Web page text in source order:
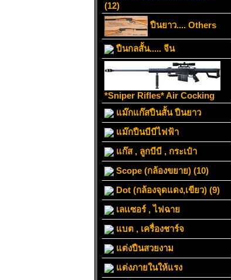
(12)
ปืนยาว.... Others
ปืนกลสั้น..... จีน
*Sniper Rifles* Air Cocking
แม๊กแก๊สปืนสั้น ปืนยาว
แม๊กปืนบีบีไฟฟ้า
แก๊ส , ลูกบีบี , กระเป๋า
Scope (กล้องขยาย) (10)
Dot (กล้องจุดแดง,เขียว) (9)
เลเเซอร์ , ไฟฉาย
แบต , เครื่องชาร์จ
แต่งปืนสวยงาม
แต่งภายในให้แรง